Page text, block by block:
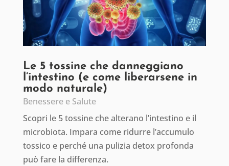
Le 5 tossine che danneggiano
l’intestino (e come liberarsene in
modo naturale)
Benessere e Salute
Scopri le 5 tossine che alterano l’intestino e il
microbiota. Impara come ridurre l’accumulo
tossico e perché una pulizia detox profonda
può fare la differenza.